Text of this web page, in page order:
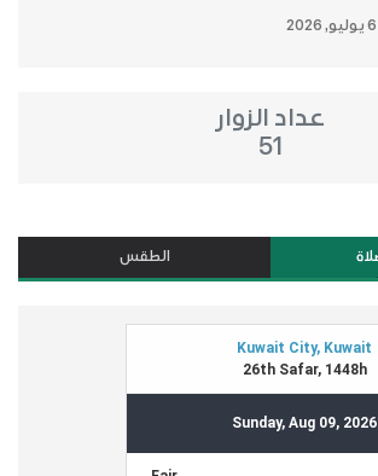
6 يوليو, 2026
عداد الزوار
51
الطقس